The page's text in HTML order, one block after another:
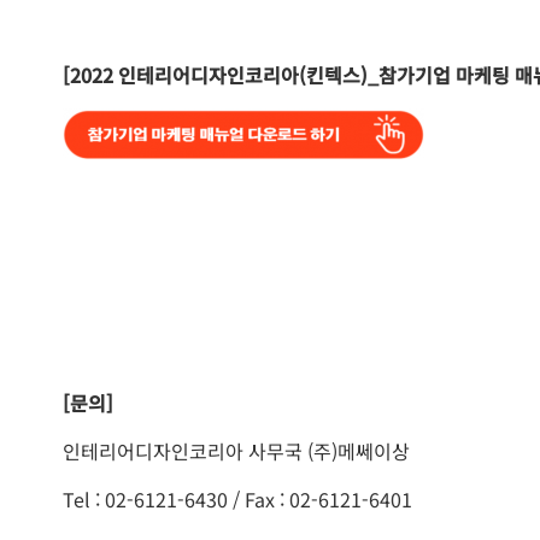
[2022 인테리어디자인코리아(킨텍스)_참가기업 마케팅 매
[문의]
인테리어디자인코리아 사무국 (주)메쎄이상
Tel : 02-6121-6430 / Fax : 02-6121-6401